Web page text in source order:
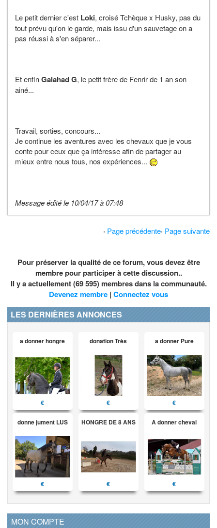
Le petit dernier c'est Loki, croisé Tchèque x Husky, pas du
tout prévu qu'on le garde, mais issu d'un sauvetage on a
pas réussi à s'en séparer...
Et enfinGalahad G, le petit frère de Fenrir de 1 an son
ainé...
Travail, sorties, concours...
Je continue les aventures avec les chevaux que je vous
conte pour ceux que ça intéresse afin de partager au
mieux entre nous tous, nos expériences...
Message édité le 10/04/17 à 07:48
· Page précédente· Page suivante
Pour préserver la qualité de ce forum, vous devez être
membre pour participer à cette discussion..
Il y a actuellement (69 595) membres dans la communauté.
Devenez membre | Connectez vous
LES DERNIÈRES ANNONCES
a donner hongre
€
donation Très
€
a donner Pure
€
donne jument LUS
€
HONGRE DE 8 ANS
€
A donner cheval
€
MON COMPTE